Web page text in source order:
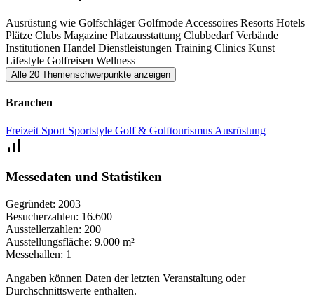
Ja, das hochwertige Rahmenprogramm bietet viele
abwechslungsreiche Aktionen und sportliche Highlights rund um
den Golfsport.
Testen und Erleben stehen im Vordergrund. Zahlreiche Putting
Greens, Driving Ranges sowie die Golfsimulatoren laden jede Golf-
Generation zum Schwingen der Golfschläger ein. Spannende
Einblicke und praktische Tipps für Spieler aller Leistungsniveaus.
Mitmachaktionen und Verlosungen machen die Hanse Golf in
Hamburg darüber hinaus zu einem sportlichen Highlight und sorgen
für durchweg positive Stimmung.
Warum sollte ich die Hanse Golf besuchen?
Ausrüstung wie GolfschlägerGolfmode Accessoires Resorts Hotels
Plätze Clubs Magazine Platzausstattung ClubbedarfVerbände
Institutionen Handel Dienstleistungen Training Clinics Kunst
Lifestyle Golfreisen Wellness
Alle 20 Themenschwerpunkte anzeigen
Branchen
Freizeit Sport Sportstyle Golf & Golftourismus Ausrüstung
Messedaten und Statistiken
Gegründet: 2003
Besucherzahlen: 16.600
Ausstellerzahlen: 200
Ausstellungsfläche: 9.000 m²
Messehallen: 1
Angaben können Daten der letzten Veranstaltung oder
Durchschnittswerte enthalten.